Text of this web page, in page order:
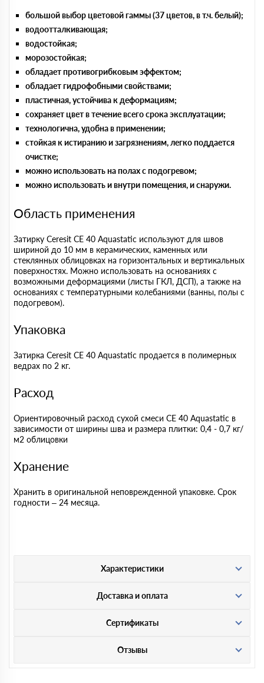
большой выбор цветовой гаммы (37 цветов, в т.ч. белый);
водоотталкивающая;
водостойкая;
морозостойкая;
обладает противогрибковым эффектом;
обладает гидрофобными свойствами;
пластичная, устойчива к деформациям;
сохраняет цвет в течение всего срока эксплуатации;
технологична, удобна в применении;
стойкая к истиранию и загрязнениям, легко поддается
очистке;
можно использовать на полах с подогревом;
можно использовать и внутри помещения, и снаружи.
Область применения
Затирку Ceresit CE 40 Aquastatic используют для швов
шириной до 10 мм в керамических, каменных или
стеклянных облицовках на горизонтальных и вертикальных
поверхностях. Можно использовать на основаниях с
возможными деформациями (листы ГКЛ, ДСП), а также на
основаниях с температурными колебаниями (ванны, полы с
подогревом).
Упаковка
Затирка Ceresit CE 40 Aquastatic продается в полимерных
ведрах по 2 кг.
Расход
Ориентировочный расход сухой смеси CE 40 Aquastatic в
зависимости от ширины шва и размера плитки: 0,4 - 0,7 кг/
м2 облицовки
Хранение
Хранить в оригинальной неповрежденной упаковке. Срок
годности – 24 месяца.
Характеристики
Доставка и оплата
Сертификаты
Отзывы